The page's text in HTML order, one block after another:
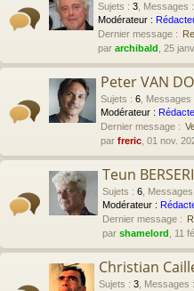
Sujets : 3 Messages :
Modérateur :
Dernier message :
par archibald , 25
Peter VAN
Sujets : 6 Messages
Modérateur :
Dernier message :
par freric , 01 nov.
Teun
Sujets : 6 Messages
Modérateur :
Dernier message :
par shamelord , 11
Christian
Sujets : 3 Messages :